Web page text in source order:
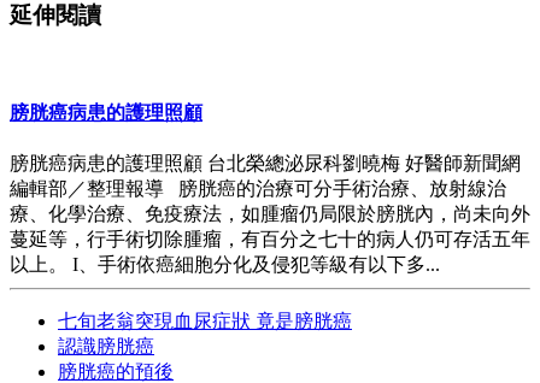
延伸閱讀
膀胱癌病患的護理照顧
膀胱癌病患的護理照顧 台北榮總泌尿科劉曉梅 好醫師新聞網
編輯部／整理報導 膀胱癌的治療可分手術治療、放射線治
療、化學治療、免疫療法，如腫瘤仍局限於膀胱內，尚未向外
蔓延等，行手術切除腫瘤，有百分之七十的病人仍可存活五年
以上。 I、手術依癌細胞分化及侵犯等級有以下多...
七旬老翁突現血尿症狀 竟是膀胱癌
認識膀胱癌
膀胱癌的預後